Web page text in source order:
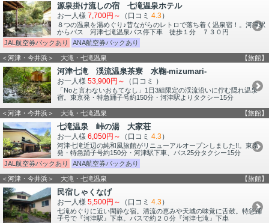
源泉掛け流しの宿 七滝温泉ホテル
お一人様 7,700円～ （口コミ 4.3）
８つの温泉を湯めぐり♪昔ながらのレトロで落ち着く温泉宿！。河津駅
からバス 河津七滝温泉バス停下車 徒歩１分 ７３０円
JAL航空券パックあり
ANA航空券パックあり
＜河津・今井浜＞ 大滝・七滝温泉 【旅館】
河津七滝 渓流温泉茶寮 水鞠-mizumari-
お一人様 53,900円～ （口コミ ）
「Noと言わないおもてなし」1日3組限定の渓流沿いに佇む隠れ温泉
宿。東京発・特急踊子号約150分・河津駅よりタクシー15分
＜河津・今井浜＞ 大滝・七滝温泉 【旅館】
七滝温泉 峠の湯 大家荘
お一人様 6,050円～ （口コミ 4.3）
河津七滝近辺の純和風旅館がリニューアルオープンしました!!。東京
発・特急踊子号約150分・河津駅下車、バス25分タクシー15分
JAL航空券パックあり
ANA航空券パックあり
＜河津・今井浜＞ 大滝・七滝温泉 【旅館】
民宿しゃくなげ
お一人様 5,500円～ （口コミ 4.3）
七滝めぐりに近い閑静な宿。清流の恵みや天城の味覚に舌鼓。特急踊
子号で『河津駅』下車。バスで約２０分『河津七滝』下車